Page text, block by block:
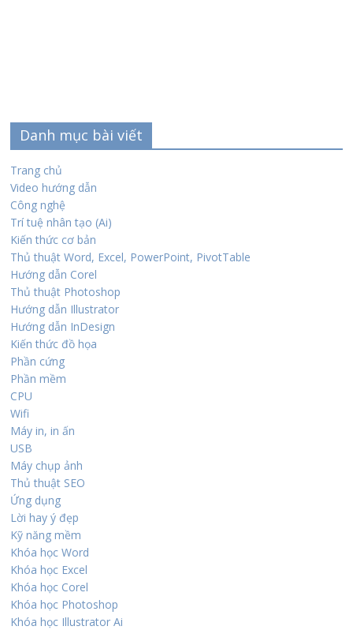
Danh mục bài viết
Trang chủ
Video hướng dẫn
Công nghệ
Trí tuệ nhân tạo (Ai)
Kiến thức cơ bản
Thủ thuật Word, Excel, PowerPoint, PivotTable
Hướng dẫn Corel
Thủ thuật Photoshop
Hướng dẫn Illustrator
Hướng dẫn InDesign
Kiến thức đồ họa
Phần cứng
Phần mềm
CPU
Wifi
Máy in, in ấn
USB
Máy chụp ảnh
Thủ thuật SEO
Ứng dụng
Lời hay ý đẹp
Kỹ năng mềm
Khóa học Word
Khóa học Excel
Khóa học Corel
Khóa học Photoshop
Khóa học Illustrator Ai